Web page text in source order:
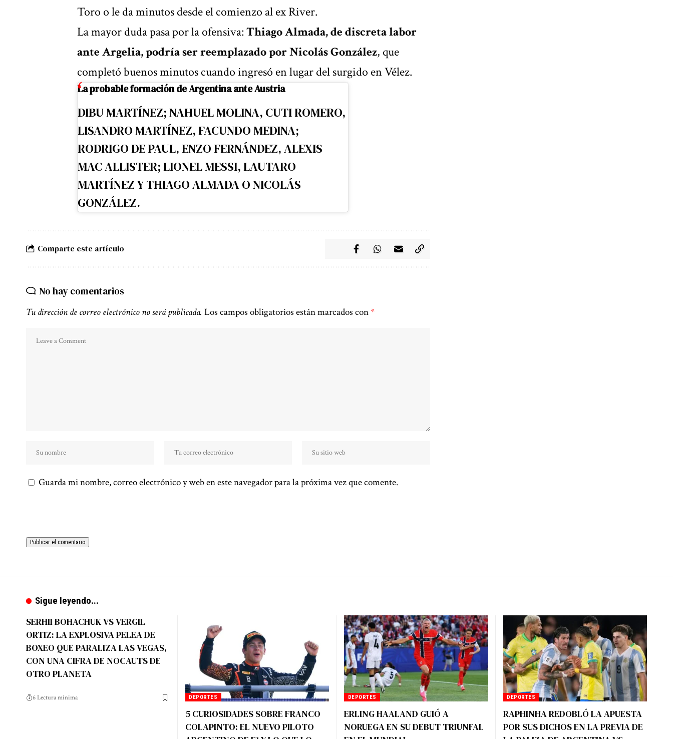
Toro o le da minutos desde el comienzo al ex River.
La mayor duda pasa por la ofensiva:Thiago Almada, de discreta labor
ante Argelia, podría ser reemplazado por Nicolás González, que
completó buenos minutos cuando ingresó en lugar del surgido en Vélez.
La probable formación de Argentina ante Austria
DIBU MARTÍNEZ; NAHUEL MOLINA, CUTI ROMERO,
LISANDRO MARTÍNEZ, FACUNDO MEDINA;
RODRIGO DE PAUL, ENZO FERNÁNDEZ, ALEXIS
MAC ALLISTER; LIONEL MESSI, LAUTARO
MARTÍNEZ Y THIAGO ALMADA O NICOLÁS
GONZÁLEZ.
Comparte este artículo
No hay comentarios
Tu dirección de correo electrónico no será publicada. Los campos obligatorios están marcados con*
Guarda mi nombre, correo electrónico y web en este navegador para la próxima vez que comente.
Sigue leyendo...
SERHII BOHACHUK VS VERGIL
ORTIZ: LA EXPLOSIVA PELEA DE
BOXEO QUE PARALIZA LAS VEGAS,
CON UNA CIFRA DE NOCAUTS DE
OTRO PLANETA
6 Lectura mínima DEPORTES
5 CURIOSIDADES SOBRE FRANCO
COLAPINTO: EL NUEVO PILOTO
DEPORTES
ERLING HAALAND GUIÓ A
NORUEGA EN SU DEBUT TRIUNFAL
DEPORTES
RAPHINHA REDOBLÓ LA APUESTA
POR SUS DICHOS EN LA PREVIA DE